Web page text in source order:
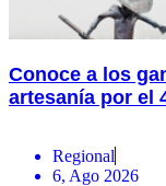
Conoce a los
artesanía por el
Regional
6, Ago 2026